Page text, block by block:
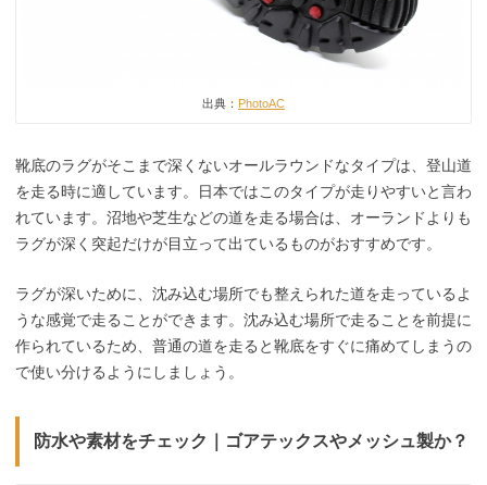
出典： PhotoAC
靴底のラグがそこまで深くないオールラウンドなタイプは、登山道
を走る時に適しています。日本ではこのタイプが走りやすいと言わ
れています。沼地や芝生などの道を走る場合は、オーランドよりも
ラグが深く突起だけが目立って出ているものがおすすめです。
ラグが深いために、沈み込む場所でも整えられた道を走っているよ
うな感覚で走ることができます。沈み込む場所で走ることを前提に
作られているため、普通の道を走ると靴底をすぐに痛めてしまうの
で使い分けるようにしましょう。
防水や素材をチェック｜ゴアテックスやメッシュ製か？